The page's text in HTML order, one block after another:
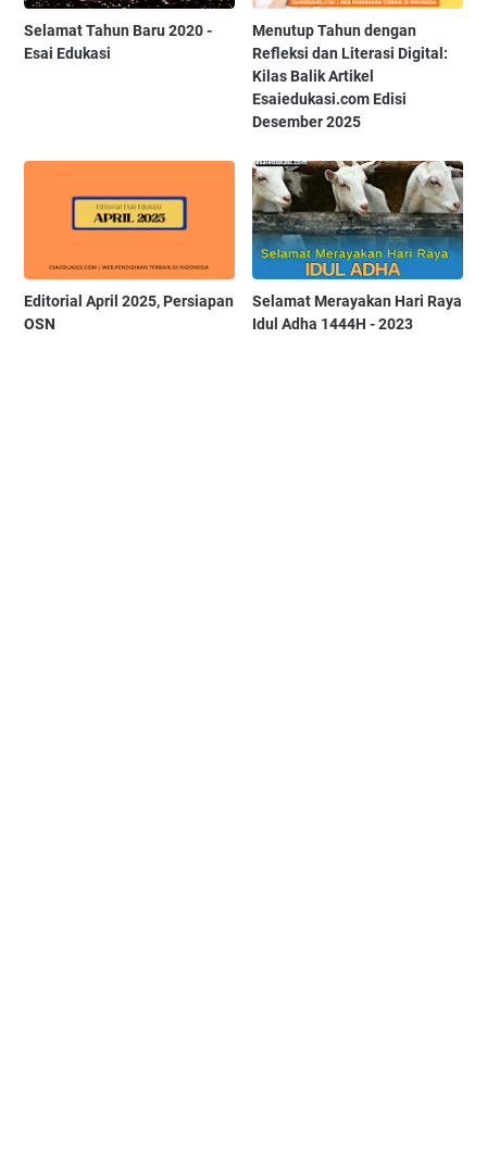
Selamat Tahun Baru 2020 -
Esai Edukasi
Menutup Tahun dengan
Refleksi dan Literasi Digital:
Kilas Balik Artikel
Esaiedukasi.com Edisi
Desember 2025
Editorial April 2025, Persiapan
OSN
Selamat Merayakan Hari Raya
Idul Adha 1444H - 2023